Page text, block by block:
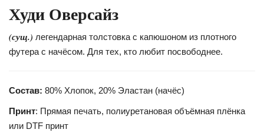
Худи Оверсайз
(сущ.) легендарная толстовка с капюшоном из плотного
футера с начёсом. Для тех, кто любит посвободнее.
Состав: 80% Хлопок, 20% Эластан (начёс)
Принт: Прямая печать, полиуретановая объёмная плёнка
или DTF принт